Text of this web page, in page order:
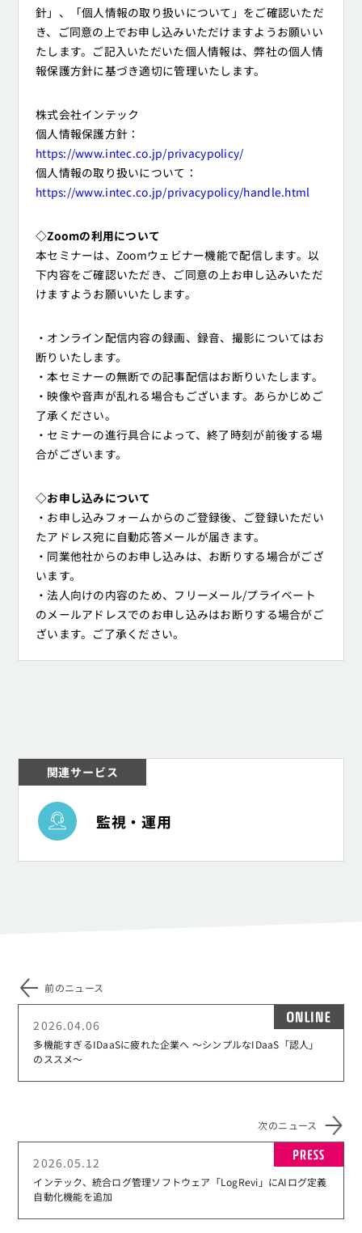
針」、「個人情報の取り扱いについて」をご確認いただ
き、ご同意の上でお申し込みいただけますようお願いい
たします。ご記入いただいた個人情報は、弊社の個人情
報保護方針に基づき適切に管理いたします。
株式会社インテック
個人情報保護方針：
https://www.intec.co.jp/privacypolicy/
個人情報の取り扱いについて：
https://www.intec.co.jp/privacypolicy/handle.html
◇Zoomの利用について
本セミナーは、Zoomウェビナー機能で配信します。以
下内容をご確認いただき、ご同意の上お申し込みいただ
けますようお願いいたします。
・オンライン配信内容の録画、録音、撮影についてはお
断りいたします。
・本セミナーの無断での記事配信はお断りいたします。
・映像や音声が乱れる場合もございます。あらかじめご
了承ください。
・セミナーの進行具合によって、終了時刻が前後する場
合がございます。
◇お申し込みについて
・お申し込みフォームからのご登録後、ご登録いただい
たアドレス宛に自動応答メールが届きます。
・同業他社からのお申し込みは、お断りする場合がござ
います。
・法人向けの内容のため、フリーメール/プライベート
のメールアドレスでのお申し込みはお断りする場合がご
ざいます。ご了承ください。
関連サービス
監視・運用
前のニュース
2026.04.06
多機能すぎるIDaaSに疲れた企業へ ～シンプルなIDaaS「認人」
のススメ～
次のニュース
2026.05.12
インテック、統合ログ管理ソフトウェア「LogRevi」にAIログ定義
自動化機能を追加